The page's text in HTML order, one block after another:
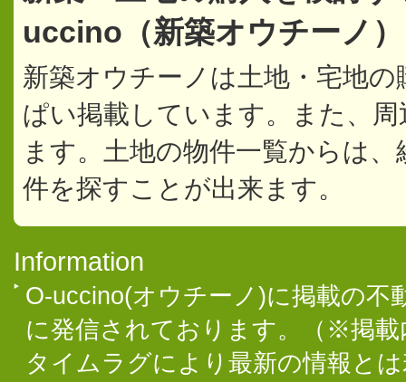
uccino（新築オウチーノ
新築オウチーノは土地・宅地
ぱい掲載しています。また、
ます。土地の物件一覧からは
件を探すことが出来ます。
Information
O-uccino(オウチーノ)に掲載の不
に発信されております。（※掲
タイムラグにより最新の情報と